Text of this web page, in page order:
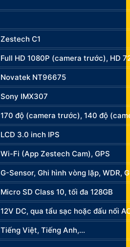
Zestech C1
Full HD 1080P (camera trước), HD
Novatek NT96675
Sony IMX307
170 độ (camera trước), 140 độ
LCD 3.0 inch IPS
Wi-Fi (App Zestech Cam), GPS
G-Sensor, Ghi hình vòng lặp, WDR,
Micro SD Class 10, tối đa 128GB
12V DC, qua tẩu sạc hoặc đấu nối
Tiếng Việt, Tiếng Anh,…